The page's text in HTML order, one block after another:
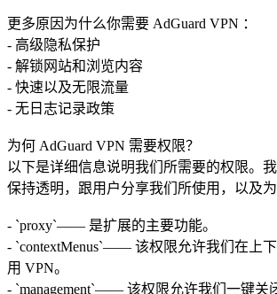
更多原因为什么你需要 AdGuard VPN ：
- 高级隐私保护
- 解锁网站和浏览内容
- 快速以及无限流量
- 无日志记录政策
为何 AdGuard VPN 需要权限？
以下是详细信息说明我们所需要的权限。
保持透明，跟用户分享我们所使用，以及为
- `proxy`—— 是扩展的主要功能。
- `contextMenus`—— 该权限允许我们在上
用 VPN。
- `management`—— 该权限允许我们一键关